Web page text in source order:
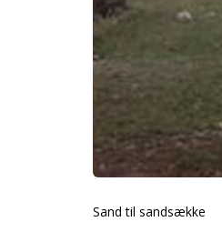
Sand til sandsække